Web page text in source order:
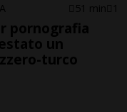
51 min 1
pornografia
un
turco